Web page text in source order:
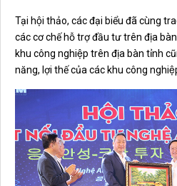
Tại hội thảo, các đại biểu đã cùng
các cơ chế hỗ trợ đầu tư trên địa
khu công nghiệp trên địa bàn tỉnh
năng, lợi thế của các khu công